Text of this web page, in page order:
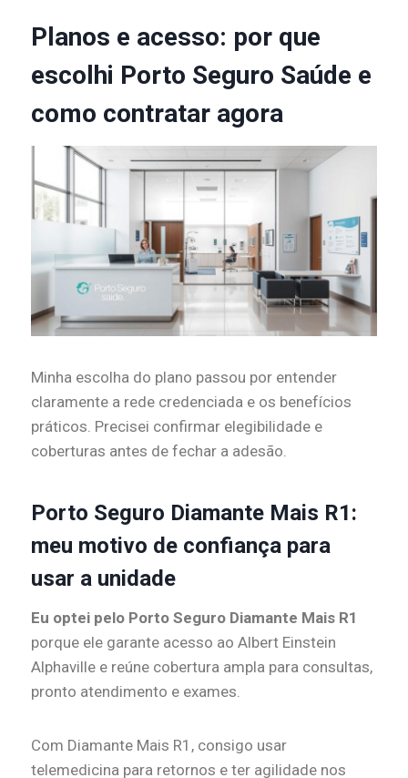
Planos e acesso: por que
escolhi Porto Seguro Saúde e
como contratar agora
Minha escolha do plano passou por entender
claramente a rede credenciada e os benefícios
práticos. Precisei confirmar elegibilidade e
coberturas antes de fechar a adesão.
Porto Seguro Diamante Mais R1:
meu motivo de confiança para
usar a unidade
Eu optei pelo Porto Seguro Diamante Mais R1
porque ele garante acesso ao Albert Einstein
Alphaville e reúne cobertura ampla para consultas,
pronto atendimento e exames.
Com Diamante Mais R1, consigo usar
telemedicina para retornos e ter agilidade nos